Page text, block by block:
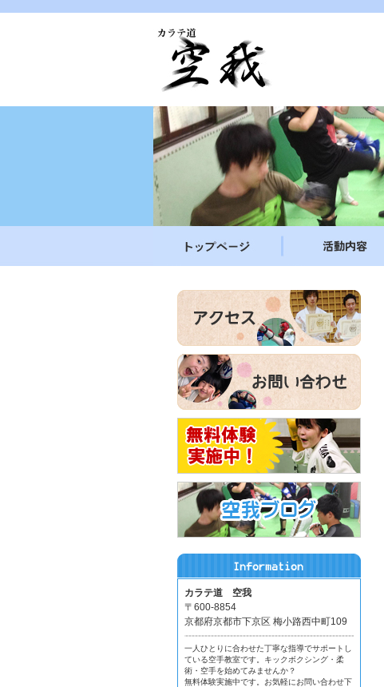
カラテ道 空我
〒600-8854
京都府京都市下京区 梅小路西中町109
一人ひとりに合わせた丁寧な指導でサポートし
ている空手教室です。キックボクシング・柔
術・空手を始めてみませんか？
無料体験実施中です。お気軽にお問い合わせ下